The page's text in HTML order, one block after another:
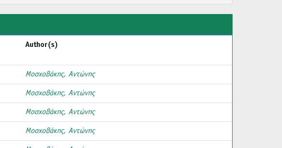
Author(s)
Μοσχοβάκης, Αντώνης
Μοσχοβάκης, Αντώνης
Μοσχοβάκης, Αντώνης
Μοσχοβάκης, Αντώνης